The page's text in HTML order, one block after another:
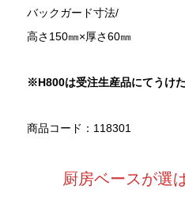
バックガード寸法/
高さ150㎜×厚さ60㎜
※H800は受注生産品にてうけ
商品コード：118301
厨房ベースが選